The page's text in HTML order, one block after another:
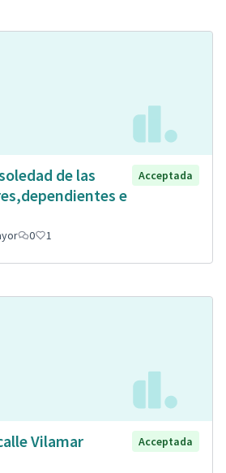
de las
e
Acceptada
0 1
Vilamar
Acceptada